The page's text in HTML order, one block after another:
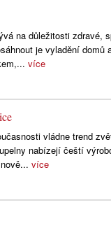
na důležitosti zdravé,
je vyladění domů
více
vládne trend
nabízejí čeští
nově...více